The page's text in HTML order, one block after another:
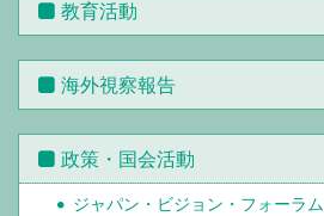
教育活動
海外視察報告
政策・国会活動
ジャパン・ビジョン・フォーラム